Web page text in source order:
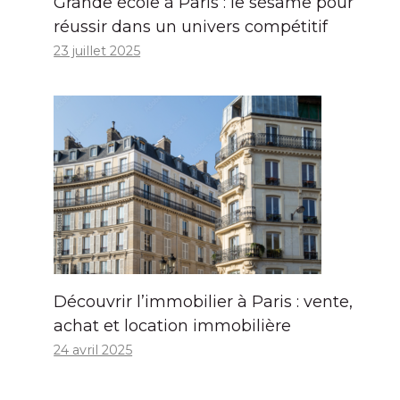
réussir dans un univers compétitif
23 juillet 2025
Découvrir l’immobilier à Paris : vente,
achat et location immobilière
24 avril 2025